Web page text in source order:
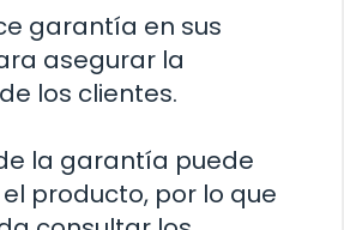
garantía en sus
asegurar la
los clientes.
la garantía puede
producto, por lo que